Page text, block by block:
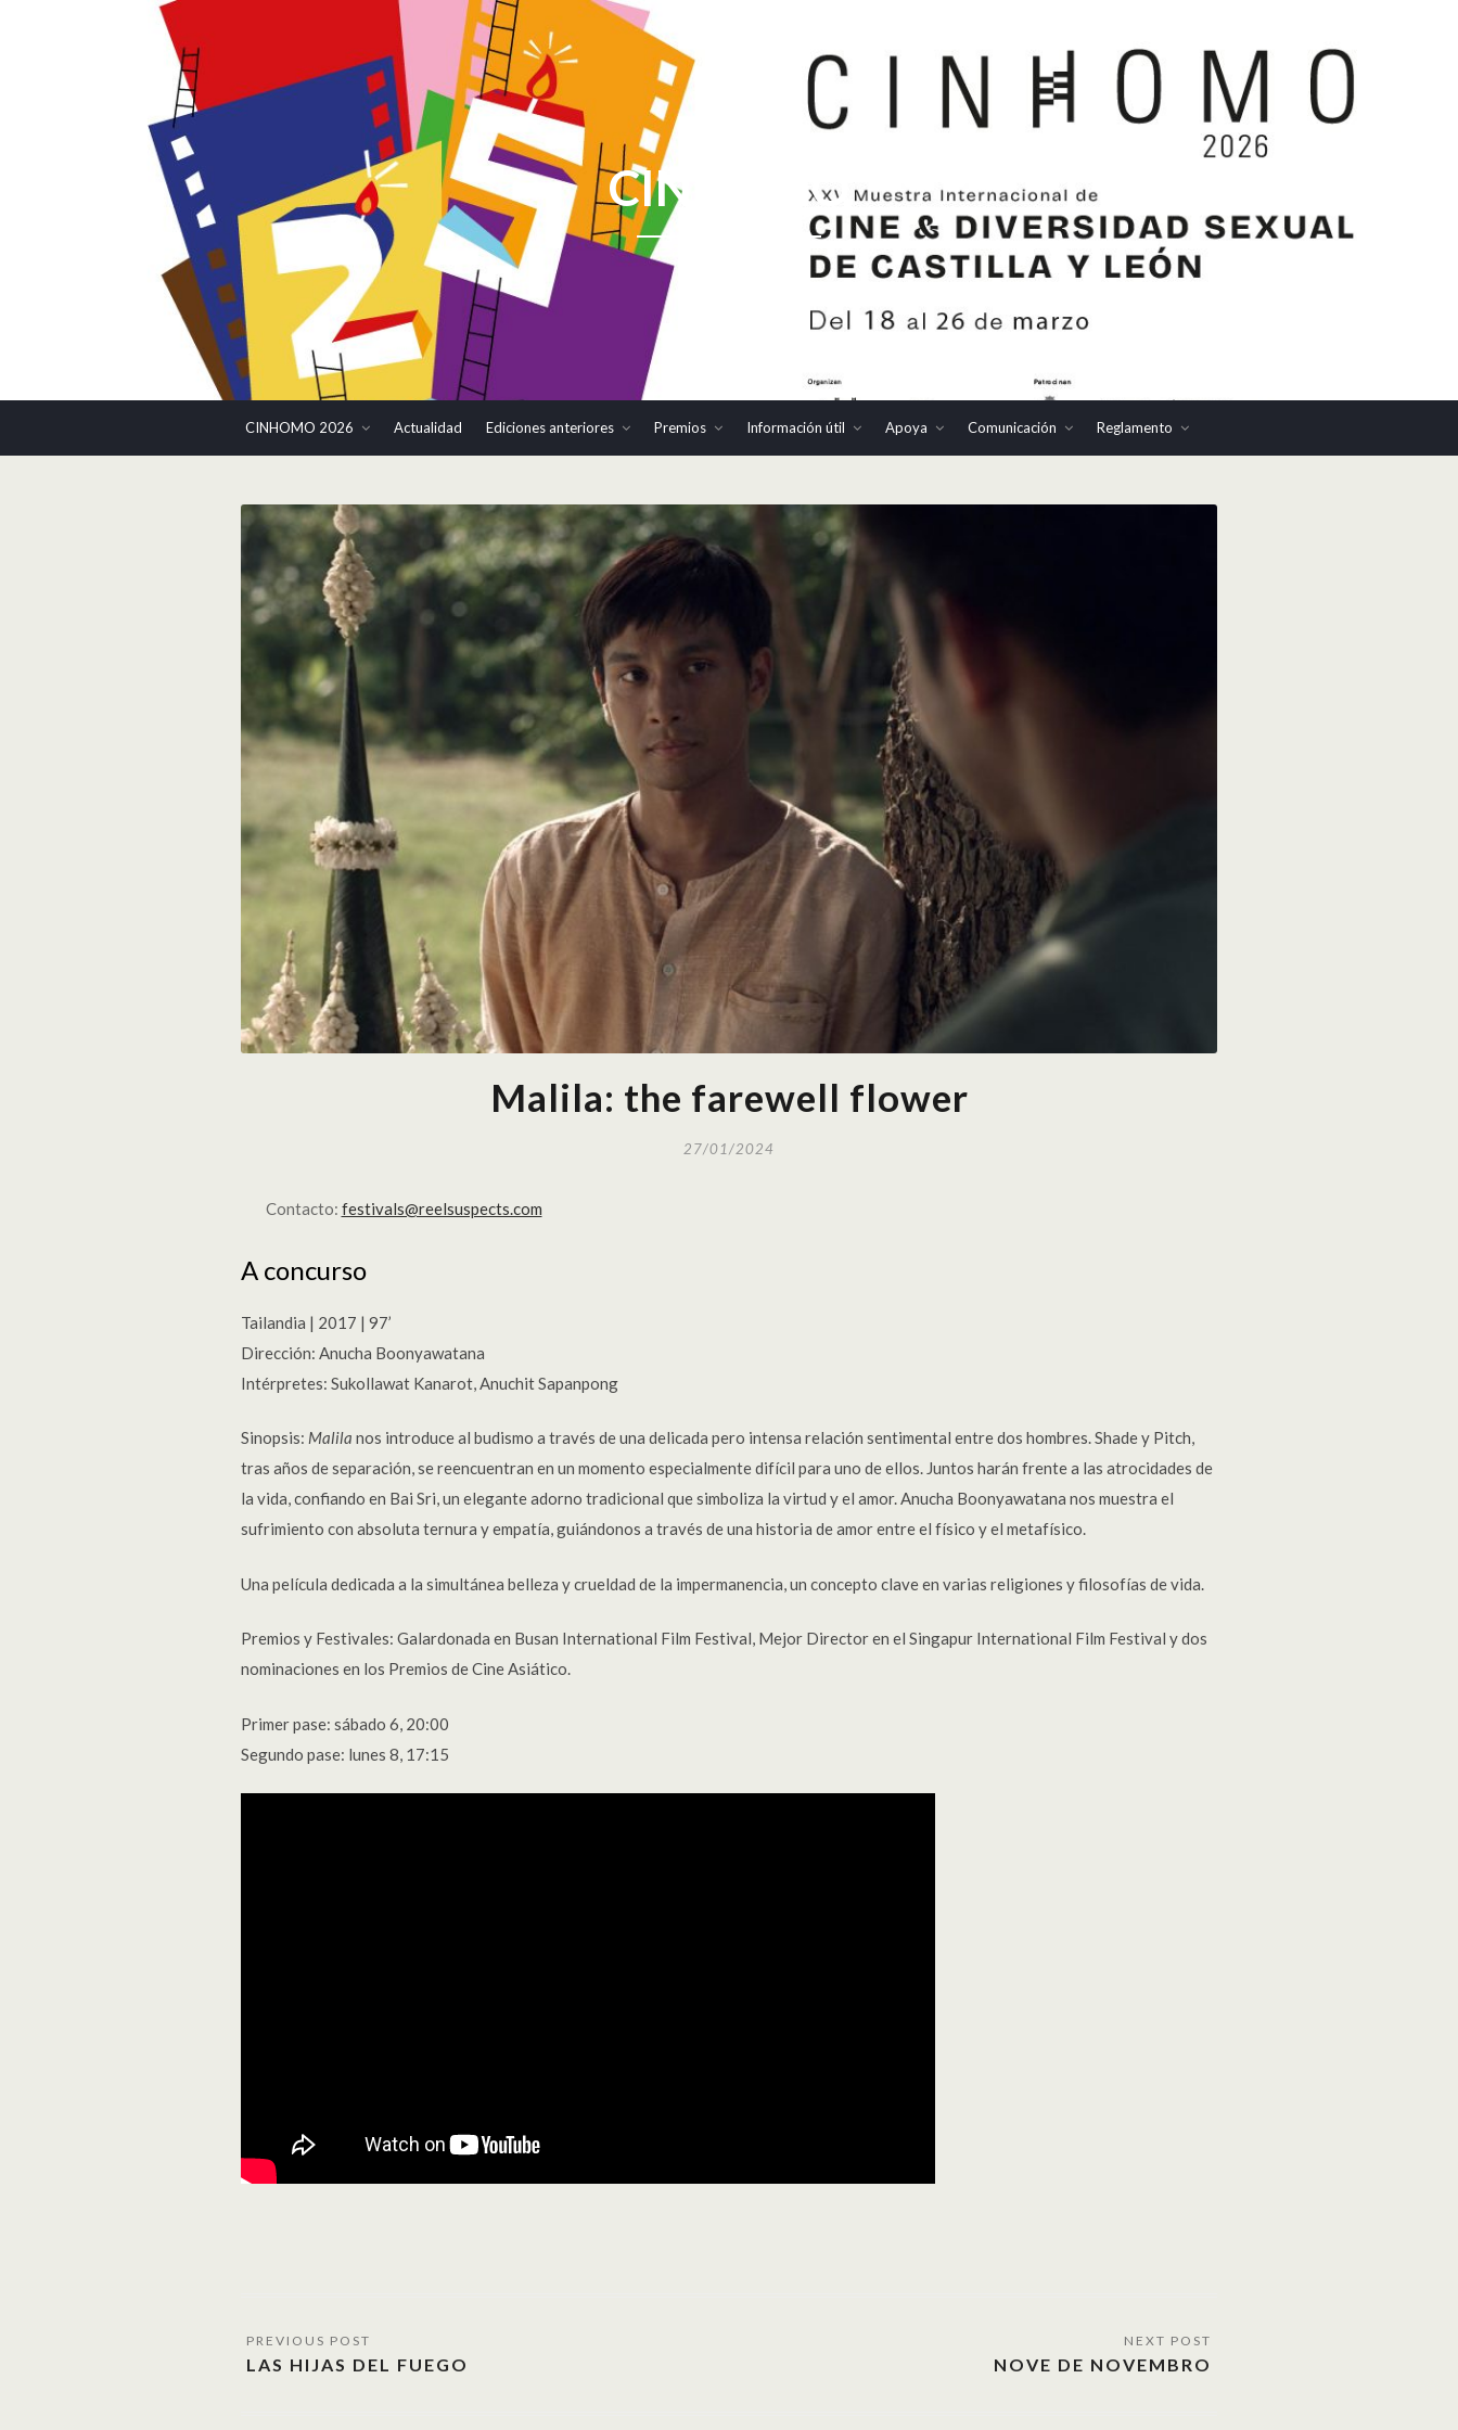
CINHOMO
CINHOMO 2026 Actualidad Ediciones anteriores Premios Información útil Apoya Comunicación Reglamento
Malila: the farewell flower
27/01/2024
Contacto: festivals@reelsuspects.com
A concurso
Tailandia | 2017 | 97’
Dirección: Anucha Boonyawatana
Intérpretes: Sukollawat Kanarot, Anuchit Sapanpong
Sinopsis: Malila nos introduce al budismo a través de una delicada pero intensa relación sentimental entre dos hombres. Shade y Pitch,
tras años de separación, se reencuentran en un momento especialmente difícil para uno de ellos. Juntos harán frente a las atrocidades de
la vida, confiando en Bai Sri, un elegante adorno tradicional que simboliza la virtud y el amor. Anucha Boonyawatana nos muestra el
sufrimiento con absoluta ternura y empatía, guiándonos a través de una historia de amor entre el físico y el metafísico.
Una película dedicada a la simultánea belleza y crueldad de la impermanencia, un concepto clave en varias religiones y filosofías de vida.
Premios y Festivales: Galardonada en Busan International Film Festival, Mejor Director en el Singapur International Film Festival y dos
nominaciones en los Premios de Cine Asiático.
Primer pase: sábado 6, 20:00
Segundo pase: lunes 8, 17:15
LAS HIJAS DEL FUEGO NOVE DE NOVEMBRO